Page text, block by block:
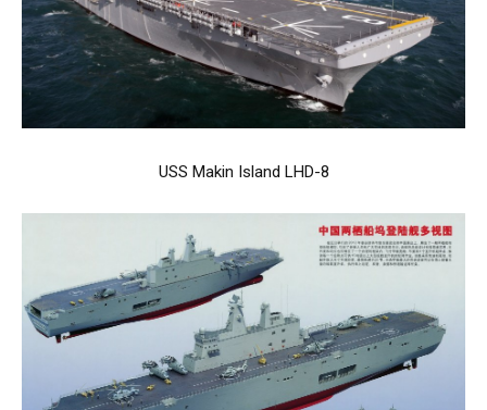
USS Makin Island LHD-8